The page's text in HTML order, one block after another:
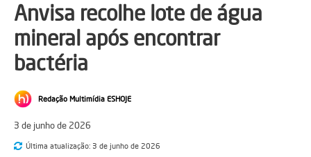
Anvisa recolhe lote de água
mineral após encontrar
bactéria
Redação Multimídia ESHOJE
3 de junho de 2026
Última atualização: 3 de junho de 2026